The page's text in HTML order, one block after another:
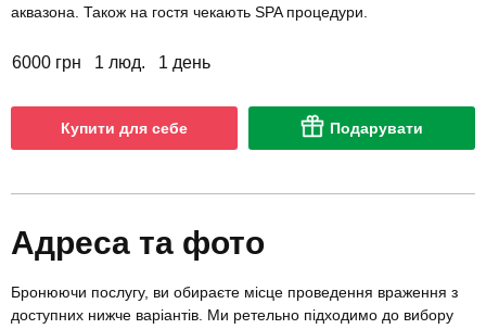
аквазона. Також на гостя чекають SPA процедури.
6000 грн 1 люд. 1 день
Купити для себе Подарувати
Адреса та фото
Бронюючи послугу, ви обираєте місце проведення враження з
доступних нижче варіантів. Ми ретельно підходимо до вибору